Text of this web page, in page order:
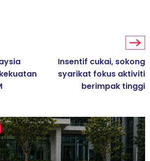
Insentif cukai, sokong
syarikat fokus aktiviti
berimpak tinggi